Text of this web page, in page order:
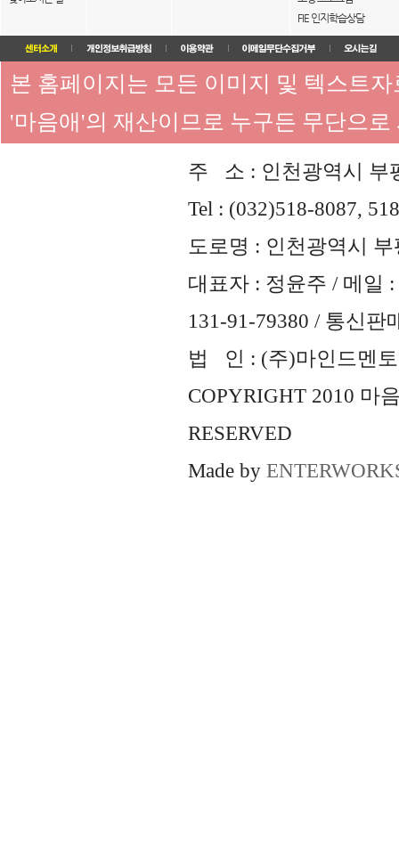
FIE 인지학습상담
본 홈페이지는 모든 이미지 및 텍스트
'마음애'의 재산이므로 누구든 무단으
주 소 : 인천광역시 부
Tel : (032)518-8087,
도로명 : 인천광역시
대표자 : 정윤주 / 메일 :
131-91-79380 / 통신판
법 인 : (주)마인드멘토
COPYRIGHT 2010 마
RESERVED
Made by